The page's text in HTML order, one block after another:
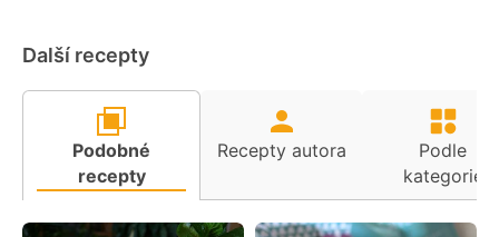
Další recepty
Podobné
recepty
Recepty autora
Podle
kategorie